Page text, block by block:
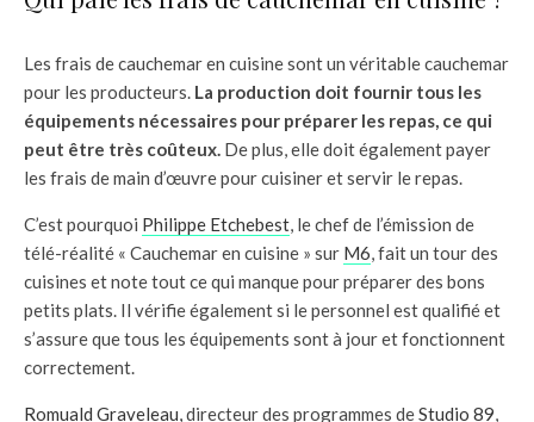
Les frais de cauchemar en cuisine sont un véritable cauchemar
pour les producteurs. La production doit fournir tous les
équipements nécessaires pour préparer les repas, ce qui
peut être très coûteux. De plus, elle doit également payer
les frais de main d’œuvre pour cuisiner et servir le repas.
C’est pourquoi Philippe Etchebest, le chef de l’émission de
télé-réalité « Cauchemar en cuisine » sur M6, fait un tour des
cuisines et note tout ce qui manque pour préparer des bons
petits plats. Il vérifie également si le personnel est qualifié et
s’assure que tous les équipements sont à jour et fonctionnent
correctement.
Romuald Graveleau,directeur des programmes deStudio 89,